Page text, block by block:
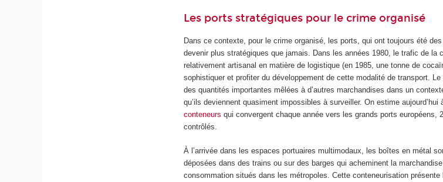
Les ports stratégiques pour le crime organisé
Dans ce contexte, pour le crime organisé, les ports, qui ont toujours été des
devenir plus stratégiques que jamais. Dans les années 1980, le trafic de la
relativement artisanal en matière de logistique (en 1985, une tonne de
sophistiquer et profiter du développement de cette modalité de transport.
des quantités importantes mêlées à d’autres marchandises dans un
qu’ils deviennent quasiment impossibles à surveiller. On estime
conteneurs qui convergent chaque année vers les grands ports européens,
contrôlés.
À l’arrivée dans les espaces portuaires multimodaux, les boîtes en métal
déposées dans des trains ou sur des barges qui acheminent la
consommation situés dans les métropoles. Cette conteneurisation présente